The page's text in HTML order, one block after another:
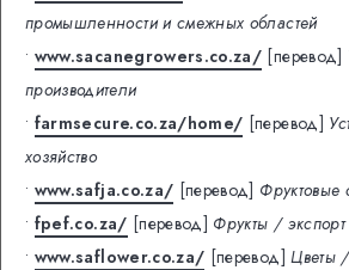
промышленности и смежных областей
• www.sacanegrowers.co.za/ [перевод]
производители
• farmsecure.co.za/home/ [перевод]
хозяйство
• www.safja.co.za/ [перевод] Фруктовые
• fpef.co.za/ [перевод] Фрукты / экспорт
• www.saflower.co.za/ [перевод] Цветы